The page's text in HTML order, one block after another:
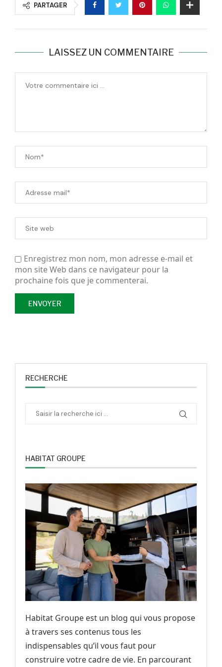
PARTAGER
LAISSEZ UN COMMENTAIRE
Enregistrez mon nom, mon adresse e-mail et
mon site Web dans ce navigateur pour la
prochaine fois que je commenterai.
RECHERCHE
HABITAT GROUPE
Habitat Groupe est un blog qui vous propose
à travers ses contenus tous les
indispensables qu’il vous faut pour
construire votre cadre de vie. En parcourant